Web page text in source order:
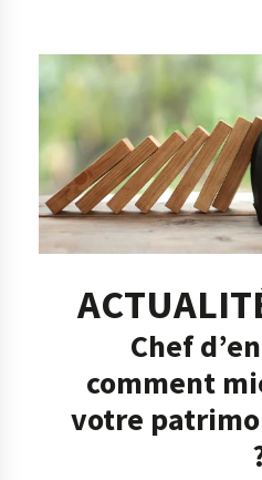
Chef
comment
votre